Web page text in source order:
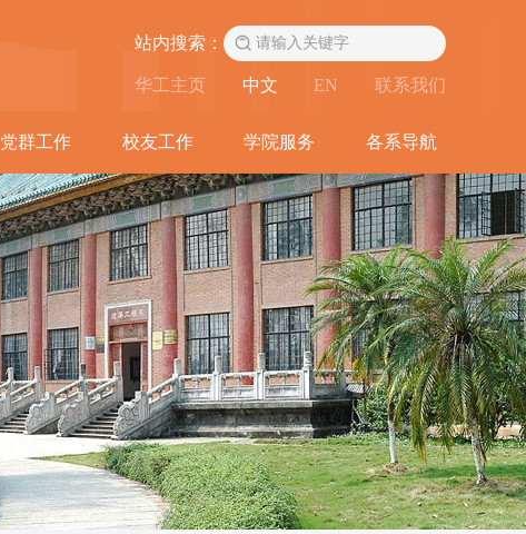
站内搜索：
华工主页 中文 EN 联系我们
党群工作 校友工作 学院服务 各系导航